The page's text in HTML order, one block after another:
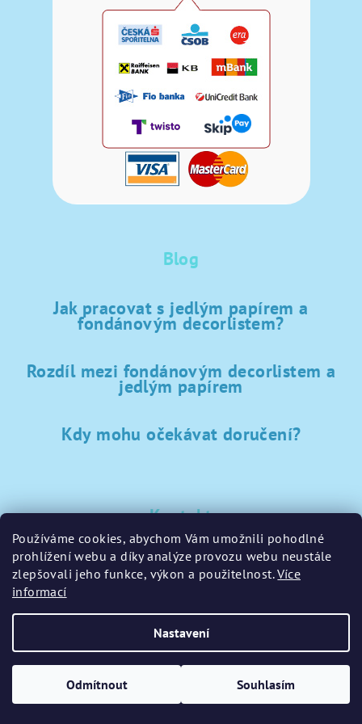
Používáme cookies, abychom Vám umožnili pohodlné
prohlížení webu a díky analýze provozu webu neustále
zlepšovali jeho funkce, výkon a použitelnost.Více
informací
Nastavení
Odmítnout Souhlasím
Blog
Jak pracovat s jedlým papírem a
fondánovým decorlistem?
Rozdíl mezi fondánovým decorlistem a
jedlým papírem
Kdy mohu očekávat doručení?
Kontakt
sklad@sladke-potreby.cz
+420 797728283
Upravit nastavení cookies
Vytvořil Shoptet